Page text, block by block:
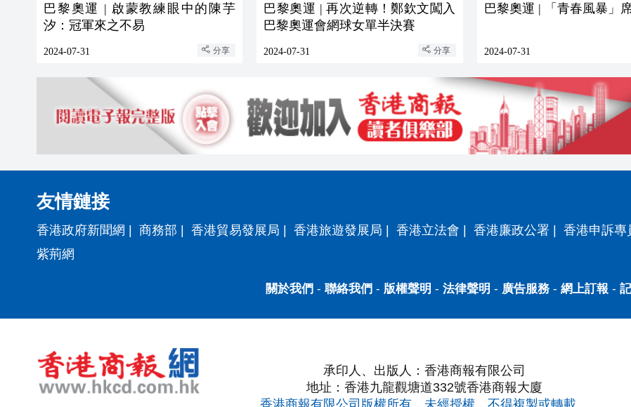
巴黎奧運 | 啟蒙教練眼中的陳芋
汐：冠軍來之不易
2024-07-31 分享
巴黎奧運 | 再次逆轉！鄭欽文闖入
巴黎奧運會網球女單半決賽
2024-07-31 分享
巴黎奧運 | 「青春風暴」
2024-07-31
友情鏈接
香港政府新聞網 商務部 香港貿易發展局 香港旅遊發展局 香港立法會 香港廉政公署 香港申訴專
紫荊網
關於我們 - 聯絡我們 - 版權聲明 - 法律聲明 - 廣告服務- 網上訂報 -
承印人、出版人：香港商報有限公司
地址：香港九龍觀塘道332號香港商報大廈
香港商報有限公司版權所有，未經授權，不得複製或轉載。